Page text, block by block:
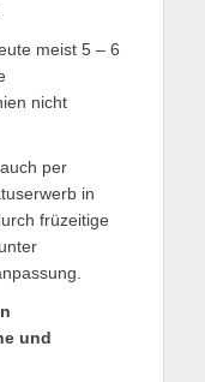
meist 5 – 6
nicht
per
in
früzeitige
und